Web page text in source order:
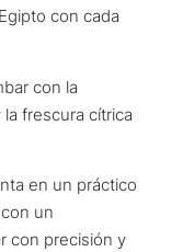
con cada
con la
frescura cítrica
en un práctico
un
con precisión y